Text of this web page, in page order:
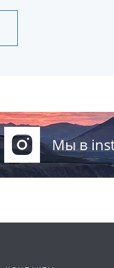
Мы в